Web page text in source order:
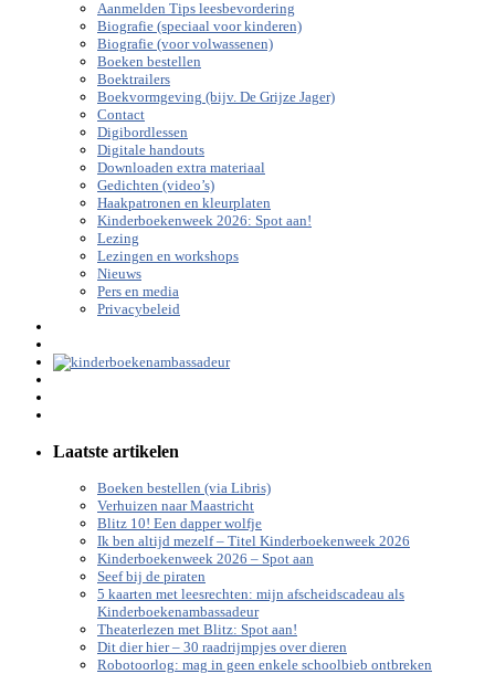
Aanmelden Tips leesbevordering
Biografie (speciaal voor kinderen)
Biografie (voor volwassenen)
Boeken bestellen
Boektrailers
Boekvormgeving (bijv. De Grijze Jager)
Contact
Digibordlessen
Digitale handouts
Downloaden extra materiaal
Gedichten (video’s)
Haakpatronen en kleurplaten
Kinderboekenweek 2026: Spot aan!
Lezing
Lezingen en workshops
Nieuws
Pers en media
Privacybeleid
Laatste artikelen
Boeken bestellen (via Libris)
Verhuizen naar Maastricht
Blitz 10! Een dapper wolfje
Ik ben altijd mezelf – Titel Kinderboekenweek 2026
Kinderboekenweek 2026 – Spot aan
Seef bij de piraten
5 kaarten met leesrechten: mijn afscheidscadeau als
Kinderboekenambassadeur
Theaterlezen met Blitz: Spot aan!
Dit dier hier – 30 raadrijmpjes over dieren
Robotoorlog: mag in geen enkele schoolbieb ontbreken